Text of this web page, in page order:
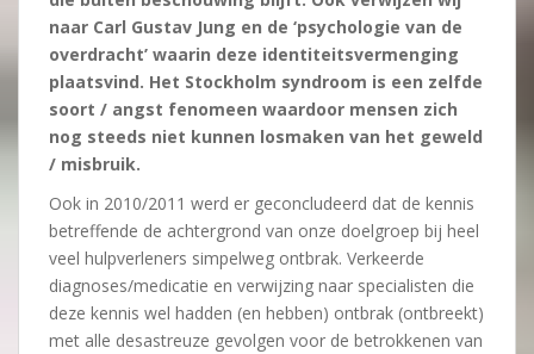
naar Carl Gustav Jung en de ‘psychologie van de
overdracht’ waarin deze identiteitsvermenging
plaatsvind. Het Stockholm syndroom is een zelfde
soort / angst fenomeen waardoor mensen zich
nog steeds niet kunnen losmaken van het geweld
/ misbruik.
Ook in 2010/2011 werd er geconcludeerd dat de kennis
betreffende de achtergrond van onze doelgroep bij heel
veel hulpverleners simpelweg ontbrak. Verkeerde
diagnoses/medicatie en verwijzing naar specialisten die
deze kennis wel hadden (en hebben) ontbrak (ontbreekt)
met alle desastreuze gevolgen voor de betrokkenen van